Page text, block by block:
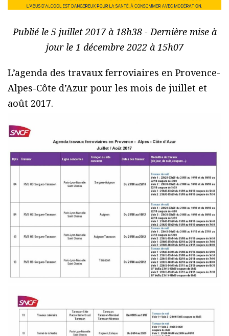
Publié le 5 juillet 2017 à 18h38 - Dernière mise à
jour le 1 décembre 2022 à 15h07
L’agenda des travaux ferroviaires en Provence-
Alpes-Côte d’Azur pour les mois de juillet et
août 2017.